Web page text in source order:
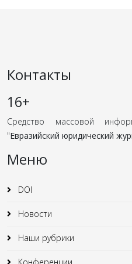
Контакты
16+
Средство массовой
"Евразийский юридический
Меню
DOI
Новости
Наши рубрики